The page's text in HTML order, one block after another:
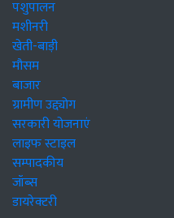
पशुपालन
मशीनरी
खेती-बाड़ी
मौसम
बाजार
ग्रामीण उद्द्योग
सरकारी योजनाएं
लाइफ स्टाइल
सम्पादकीय
जॉब्स
डायरेक्टरी